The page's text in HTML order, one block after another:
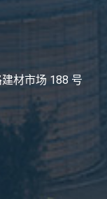
材市场 188 号